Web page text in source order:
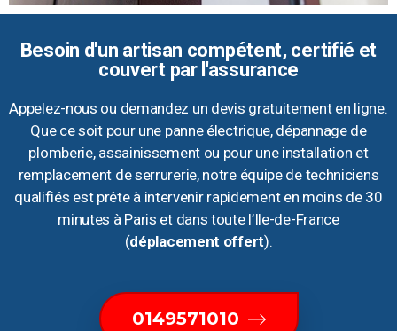
Besoin d'un artisan compétent, certifié et
couvert par l'assurance
Appelez-nous ou demandez un devis gratuitement en ligne.
Que ce soit pour une panne électrique, dépannage de
plomberie, assainissement ou pour une installation et
remplacement de serrurerie, notre équipe de techniciens
qualifiés est prête à intervenir rapidement en moins de 30
minutes à Paris et dans toute l’Ile-de-France
(déplacement offert).
0149571010